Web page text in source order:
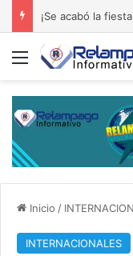
Menú
Inicio /
INTERNACIONALES